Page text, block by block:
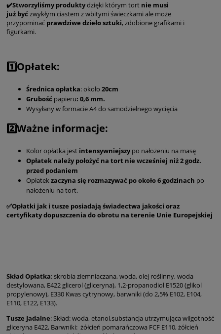
✔️Stworzyliśmy produktydzięki którym tort nie musi
już być zwykłym ciastem z wbitymi świeczkami ale może
przypominać prawdziwe dzieło sztuki, zdobione grafikami i
figurkami.
1️⃣Opłatek:
Średnica opłatka: około 20cm
Grubość papieru: 0,6 mm.
Wysyłany w formacie A4 do samodzielnego wycięcia
2️⃣Ważne informacje:
Kolor opłatka jest intensywniejszypo nałożeniu na masę
Opłatek należy położyć na tort nie wcześniej niż 2 godz.
przed podaniem
Opłatekzaczyna się rozmazywać po około 6 godzinach po
nałożeniu na tort.
✅Opłatki jak i tusze posiadają świadectwa jakości oraz
certyfikaty dopuszczenia do obrotu na terenie Unie Europejskiej
Skład Opłatka: skrobia ziemniaczana, woda, olej roślinny, woda
destylowana, E422 glicerol (gliceryna), 1,2-propanodiol E1520 (glikol
propylenowy), E330 Kwas cytrynowy, barwniki (do 2,5% E102, E104,
E110, E122, E133).
Tusze Jadalne: Skład: woda, etanol,substancja utrzymująca wilgotność
gliceryna E422, Barwniki: żółcień pomarańczowa FCF E110, żółcień